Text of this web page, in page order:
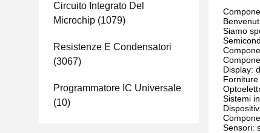
Circuito Integrato Del
Microchip (1079)
Resistenze E Condensatori
(3067)
Programmatore IC Universale
(10)
Siamo
Display:
Sistemi
Sensori: